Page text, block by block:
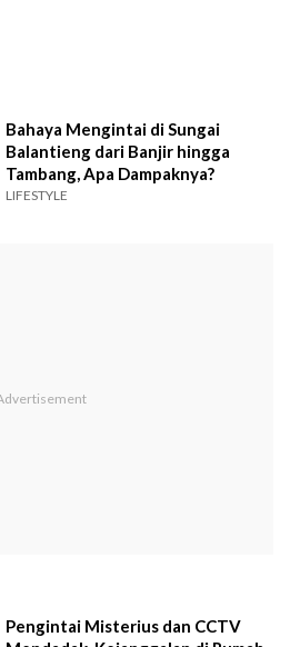
Bahaya Mengintai di Sungai
Balantieng dari Banjir hingga
Tambang, Apa Dampaknya?
LIFESTYLE
Pengintai Misterius dan CCTV